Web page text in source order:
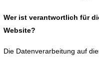
Wer ist verantwortlich für
Website?
Die Datenverarbeitung auf